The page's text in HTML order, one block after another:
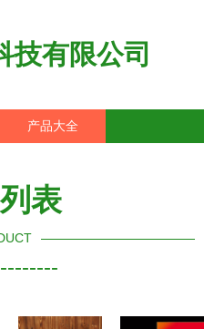
技有限公司
产品大全
表